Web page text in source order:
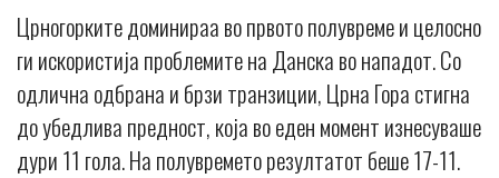
Црногорките доминираа во првото полувреме и целосно
ги искористија проблемите на Данска во нападот. Со
одлична одбрана и брзи транзиции, Црна Гора стигна
до убедлива предност, која во еден момент изнесуваше
дури 11 гола. На полувремето резултатот беше 17-11.